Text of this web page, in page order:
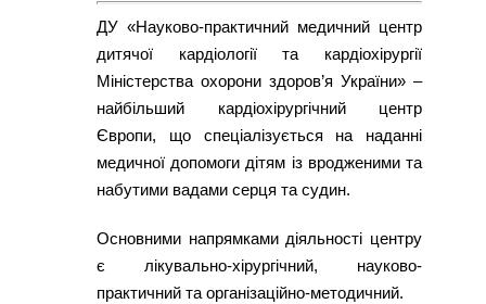
ДУ «Науково-практичний медичний центр
дитячої кардіології та кардіохірургії
Міністерства охорони здоров’я України» –
найбільший кардіохірургічний центр
Європи, що спеціалізується на наданні
медичної допомоги дітям із вродженими та
набутими вадами серця та судин.
Основними напрямками діяльності центру
є лікувально-хірургічний, науково-
практичний та організаційно-методичний.